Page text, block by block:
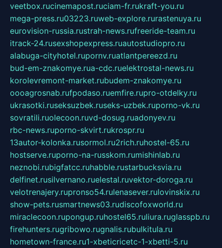
veetbox.rucinemapost.ruciam-fr.rukraft-you.ru
mega-press.ru03223.ruweb-explore.rurastenuya.ru
eurovision-russia.rustrah-news.rufreeride-team.ru
itrack-24.rusexshopexpress.ruautostudiopro.ru
alabuga-cityhotel.rupornv.ruatlantpereezd.ru
bud-em-znakomye.rua-cdc.ruelektrostal-news.ru
korolevremont-market.rubudem-znakomye.ru
oooagrosnab.rufpodaso.ruemfire.rupro-otdelky.ru
ukrasotki.ruseksuzbek.ruseks-uzbek.ruporno-vk.ru
sovratili.ruolecoon.ruvd-dosug.ruadonyev.ru
rbc-news.ruporno-skvirt.rukrospr.ru
13autor-kolonka.rusormol.ru2rich.ruhostel-65.ru
hostserve.ruporno-na-russkom.rumishinlab.ru
neznobi.rubigfatcc.ruhabble.rustarbucksvia.ru
delfinet.rusilvernano.ruelestal.ruvektor-doroga.ru
velotrenajery.rupronso54.rulenasever.rulovinskix.ru
show-pets.rusmartnews03.rudiscofoxworld.ru
miraclecoon.rupongup.ruhostel65.ruliura.ruglasspb.ru
firehunters.rugribowo.rugnalis.rubulkitula.ru
hometown-france.ru1-xbeticricetc-1-xbetti-5.ru